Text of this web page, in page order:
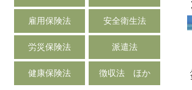
雇用保険法 安全衛生法
労災保険法 派遣法
健康保険法 徴収法 ほか